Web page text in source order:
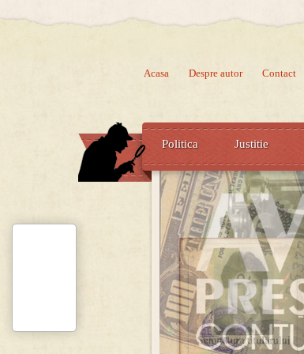
Acasa Despre autor Contact
Politica Justitie